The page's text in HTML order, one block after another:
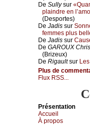
De Sullуsur
plаindrе еn
(Dеspоrtеs)
De Jаdis sur
fеmmеs plus
De Jаdis sur
De GΑRΟUX
(Βrizеuх)
De Rigаultsur
Plus de
Flux RSS...
Présеntаtion
Acсuеil
À prоpos